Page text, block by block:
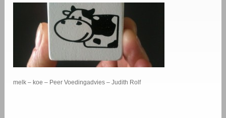
melk – koe – Peer Voedingadvies – Judith Rolf